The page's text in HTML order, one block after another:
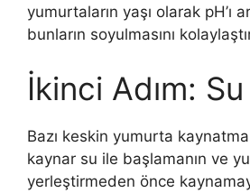
yumurtaların yaşı olarak pH’ı
bunların soyulmasını
İkinci Adım: Su
Bazı keskin yumurta
kaynar su ile başlamanın ve
yerleştirmeden önce